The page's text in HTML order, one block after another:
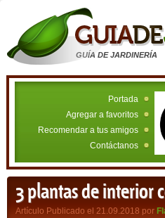
GUÍA DE JARDINERÍA
Portada
Agregar a favoritos
Recomendar a tus amigos
Contáctanos
3 plantas de interior
Artículo Publicado el 21.09.2018 por